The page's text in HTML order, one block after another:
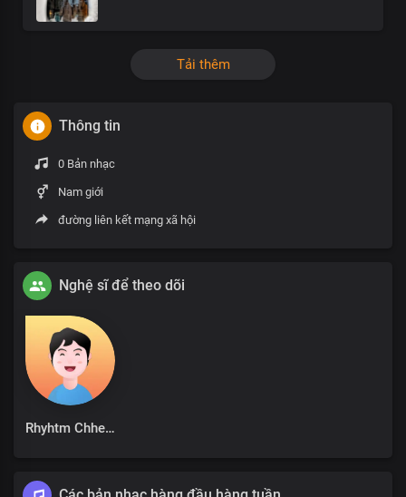
Tải thêm
Thông tin
0 Bản nhạc
Nam giới
đường liên kết mạng xã hội
Nghệ sĩ để theo dõi
Rhyhtm Chhetri